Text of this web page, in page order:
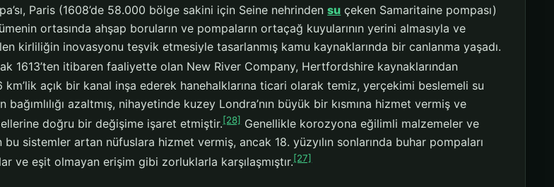
Paris (1608’de 58.000 bölge sakini için Seine nehrindensu çeken Samaritaine pompası)
ortasında ahşap boruların ve pompaların ortaçağ kuyularının yerini almasıyla ve
kirliliğin inovasyonu teşvik etmesiyle tasarlanmış kamu kaynaklarında bir canlanma yaşadı.
1613’ten itibaren faaliyette olan New River Company, Hertfordshire kaynaklarından
km’lik açık bir kanal inşa ederek hanehalklarına ticari olarak temiz, yerçekimi beslemeli su
bağımlılığı azaltmış, nihayetinde kuzey Londra’nın büyük bir kısmına hizmet vermiş ve
doğru bir değişime işaret etmiştir.[28]Genellikle korozyona eğilimli malzemeler ve
bu sistemler artan nüfuslara hizmet vermiş, ancak 18. yüzyılın sonlarında buhar pompaları
ve eşit olmayan erişim gibi zorluklarla karşılaşmıştır.[27]